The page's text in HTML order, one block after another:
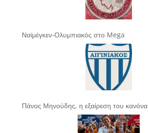
Ναϊμέγκεν-Ολυμπιακός στο Mega
Πάνος Μηνούδης, η εξαίρεση του κανόνα